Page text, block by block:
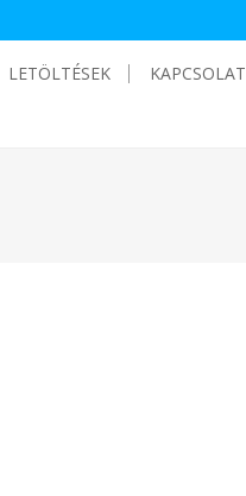
LETÖLTÉSEK KAPCSOLAT